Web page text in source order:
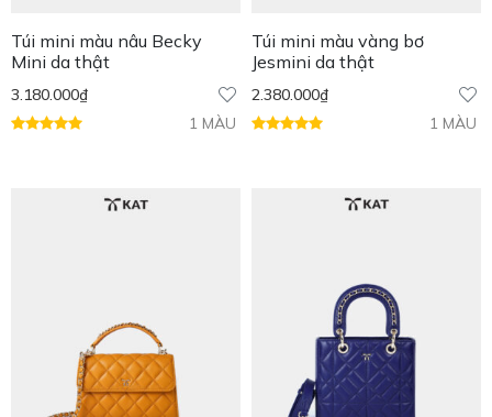
Túi mini màu nâu Becky
Mini da thật
3.180.000₫
1 MÀU
Túi mini màu vàng bơ
Jesmini da thật
2.380.000₫
1 MÀU